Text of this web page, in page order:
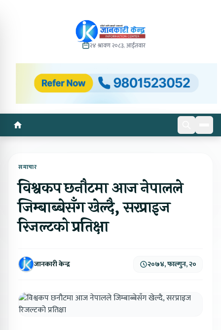
२४ श्रावण २०८३, आईतवार
समाचार
विश्वकप छनौटमा आज नेपालले
जिम्बाब्बेसँग खेल्दै, सरप्राइज
रिजल्टको प्रतिक्षा
जानकारी केन्द्र २०७४, फाल्गुन, २०